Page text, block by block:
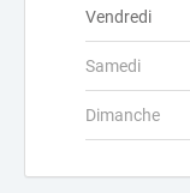
Vendredi
Samedi
Dimanche